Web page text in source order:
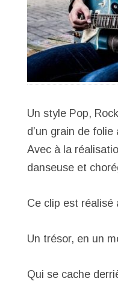
Un style Pop,
d’un grain de
Avec à la
Ce clip est réalisé
Un trésor, en un
Qui se cache